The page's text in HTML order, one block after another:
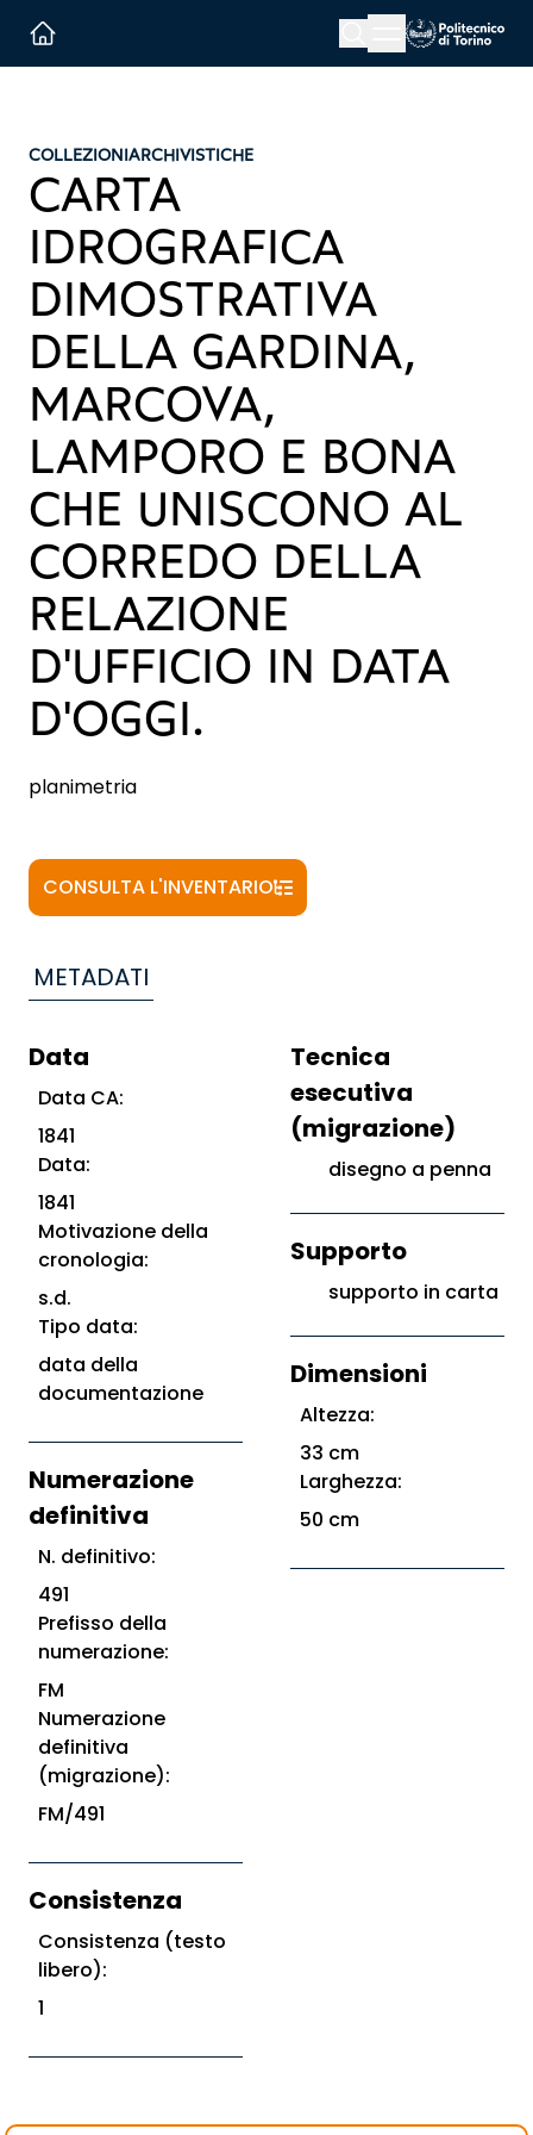
Menu button
COLLEZIONIARCHIVISTICHE
CARTA
IDROGRAFICA
DIMOSTRATIVA
DELLA GARDINA,
MARCOVA,
LAMPORO E BONA
CHE UNISCONO AL
CORREDO DELLA
RELAZIONE
D'UFFICIO IN DATA
D'OGGI.
planimetria
CONSULTA L'INVENTARIO
METADATI
Data
Data CA:
1841
Data:
1841
Motivazione della
cronologia:
s.d.
Tipo data:
data della
documentazione
Numerazione
definitiva
N. definitivo:
491
Prefisso della
numerazione:
FM
Numerazione
definitiva
(migrazione):
FM/491
Consistenza
Consistenza (testo
libero):
1
Tecnica
esecutiva
(migrazione)
disegno a penna
Supporto
supporto in carta
Dimensioni
Altezza:
33 cm
Larghezza:
50 cm